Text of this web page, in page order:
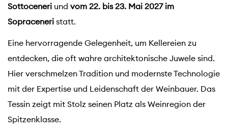
Sottoceneri und vom 22. bis 23. Mai 2027 im
Sopraceneri statt.
Eine hervorragende Gelegenheit, um Kellereien zu
entdecken, die oft wahre architektonische Juwele sind.
Hier verschmelzen Tradition und modernste Technologie
mit der Expertise und Leidenschaft der Weinbauer. Das
Tessin zeigt mit Stolz seinen Platz als Weinregion der
Spitzenklasse.